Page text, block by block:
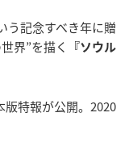
う記念すべき年に贈
界”を描く
『ソウル
特報が公開。2020